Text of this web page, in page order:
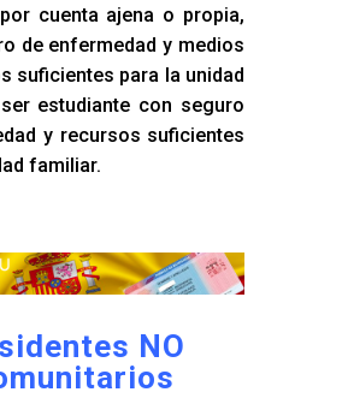
cuenta ajena o propia,
de enfermedad y medios
suficientes para la unidad
estudiante con seguro
y recursos suficientes
familiar.
NO